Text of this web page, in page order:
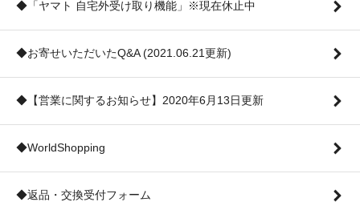
◆「ヤマト 自宅外受け取り機能」※現在休止中
◆お寄せいただいたQ&A (2021.06.21更新)
◆【営業に関するお知らせ】2020年6月13日更新
◆WorldShopping
◆返品・交換受付フォーム